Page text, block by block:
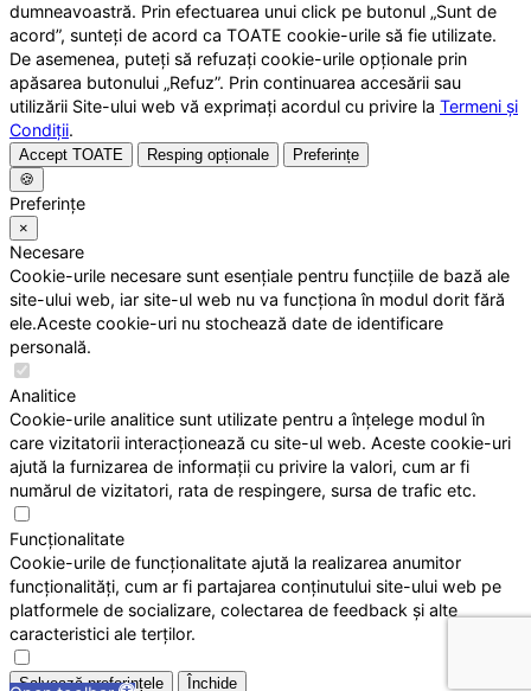
dumneavoastră. Prin efectuarea unui click pe butonul „Sunt de
acord”, sunteți de acord ca TOATE cookie-urile să fie utilizate.
De asemenea, puteți să refuzați cookie-urile opționale prin
apăsarea butonului „Refuz”. Prin continuarea accesării sau
utilizării Site-ului web vă exprimați acordul cu privire la Termeni și
Condiții.
Accept TOATE Resping opționale
Preferințe
🍪
Preferințe
×
Necesare
Cookie-urile necesare sunt esențiale pentru funcțiile de bază ale
site-ului web, iar site-ul web nu va funcționa în modul dorit fără
ele.Aceste cookie-uri nu stochează date de identificare
personală.
Analitice
Cookie-urile analitice sunt utilizate pentru a înțelege modul în
care vizitatorii interacționează cu site-ul web. Aceste cookie-uri
ajută la furnizarea de informații cu privire la valori, cum ar fi
numărul de vizitatori, rata de respingere, sursa de trafic etc.
Funcționalitate
Cookie-urile de funcționalitate ajută la realizarea anumitor
funcționalități, cum ar fi partajarea conținutului site-ului web pe
platformele de socializare, colectarea de feedback și alte
caracteristici ale terților.
Salvează preferințele Închide